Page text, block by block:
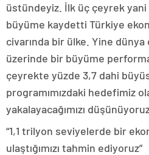
üstündeyiz. İlk üç çeyrek yani
büyüme kaydetti Türkiye
civarında bir ülke. Yine dünya
üzerinde bir büyüme
çeyrekte yüzde 3,7 dahi
programımızdaki hedefimiz
yakalayacağımızı
“1,1 trilyon seviyelerde bir
ulaştığımızı tahmin ediyoruz”